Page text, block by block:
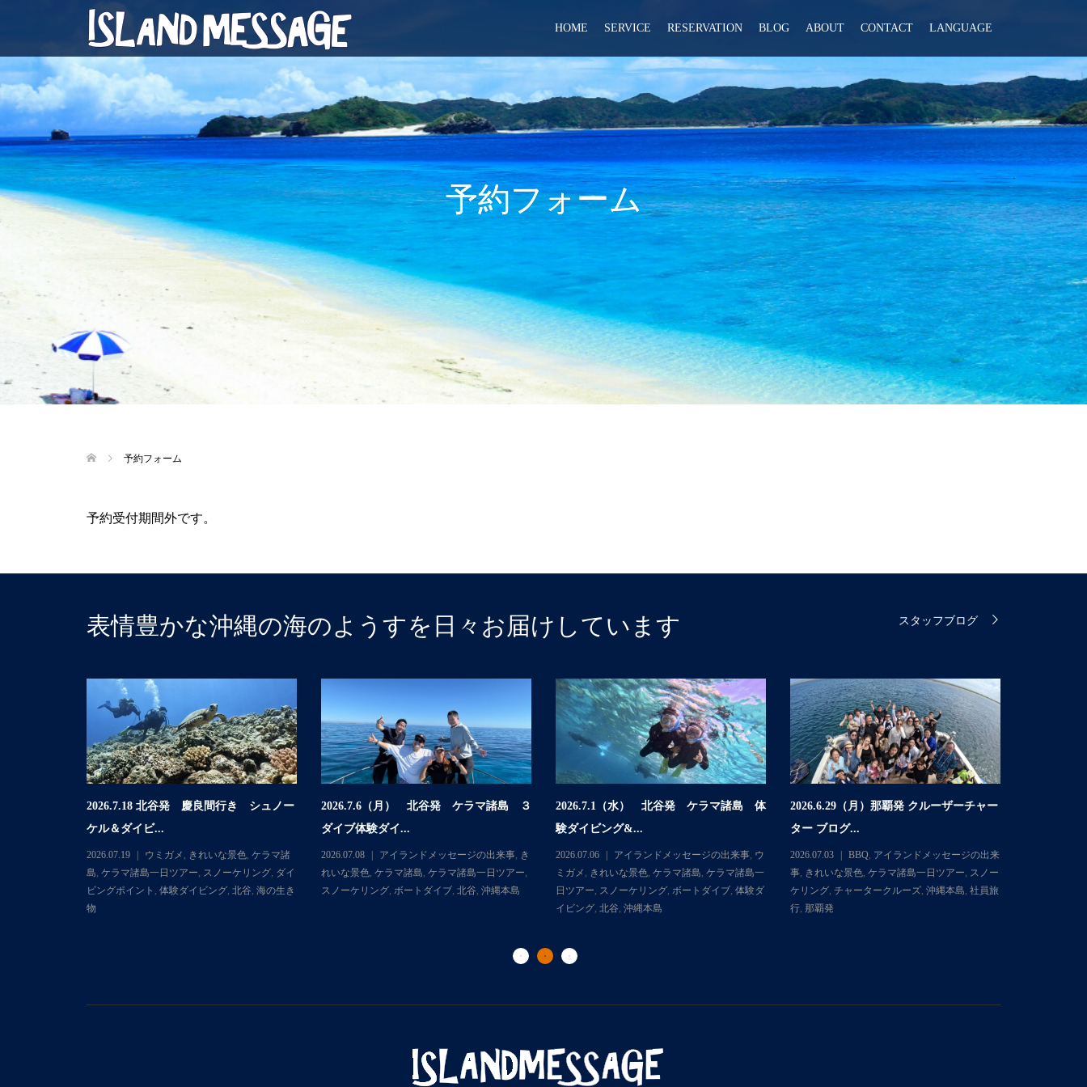
HOME SERVICE RESERVATION BLOG ABOUT CONTACT LANGUAGE
予約フォーム
予約フォーム
予約受付期間外です。
表情豊かな沖縄の海のようすを日々お届けしています スタッフブログ
2026.7.18 北谷発 慶良間行き シュノー
ケル＆ダイビ...
2026.07.19 ウミガメ きれいな景色 ケラマ諸
島 ケラマ諸島一日ツアー スノーケリング ダイ
ビングポイント
体験ダイビング 北谷 海の生き
物
2026.7.6（月） 北谷発 ケラマ諸島 ３
ダイブ体験ダイ...
2026.07.08 アイランドメッセージの出来事, き
れいな景色, ケラマ諸島 ケラマ諸島一日ツアー
スノーケリング, ボートダイブ, 北谷 沖縄本島
2026.7.1（水） 北谷発 ケラマ諸島 体
験ダイビング&...
2026.07.06 アイランドメッセージの出来事, ウ
ミガメ
きれいな景色, ケラマ諸島 ケラマ諸島一
日ツアー
スノーケリング, ボートダイブ, 体験ダ
イビング, 北谷 沖縄本島
2026.6.29（月）那覇発 クルーザーチャー
ター ブログ...
2026.07.03 BBQ アイランドメッセージの出来
事, きれいな景色, ケラマ諸島一日ツアー
スノー
ケリング, チャータークルーズ, 沖縄本島 社員旅
行, 那覇発